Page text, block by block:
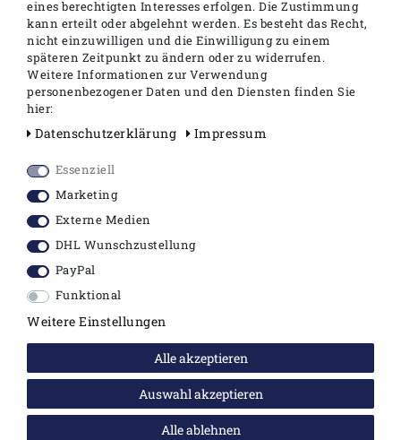
Schallschutzset für Handwaschbecken und
Waschtische / Waschbecken bis 75cm
bestehend aus Schalldämmplatte
2x Schalldämmhülse
Angaben zur Produktsicherheit
Hersteller:
Am Landhagen 59302 Oelde
Kontakt:https://www.wbv-worldwide.com/ E-Mail:
info@wbv-worldwide.com
eines berechtigten Interesses erfolgen. Die Zustimmung
kann erteilt oder abgelehnt werden. Es besteht das Recht,
nicht einzuwilligen und die Einwilligung zu einem
späteren Zeitpunkt zu ändern oder zu widerrufen.
Weitere Informationen zur Verwendung
personenbezogener Daten und den Diensten finden Sie
hier:
Daten­schutz­erklärung Impressum
Essenziell
Marketing
Externe Medien
DHL Wunschzustellung
PayPal
Funktional
Weitere Einstellungen
Alle akzeptieren
Auswahl akzeptieren
Alle ablehnen